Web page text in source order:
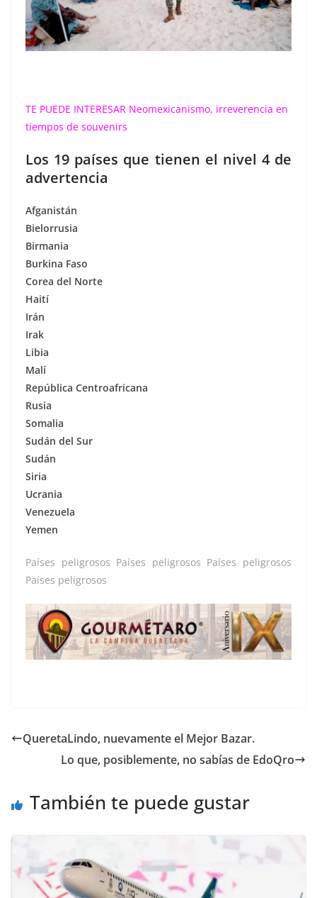
TE PUEDE INTERESAR Neomexicanismo, irreverencia en
tiempos de souvenirs
Los 19 países que tienen el nivel 4 de
advertencia
Afganistán
Bielorrusia
Birmania
Burkina Faso
Corea del Norte
Haití
Irán
Irak
Libia
Malí
República Centroafricana
Rusia
Somalia
Sudán del Sur
Sudán
Siria
Ucrania
Venezuela
Yemen
Países peligrosos Países peligrosos Países peligrosos
Países peligrosos
QueretaLindo, nuevamente el Mejor Bazar.
Lo que, posiblemente, no sabías de EdoQro
También te puede gustar